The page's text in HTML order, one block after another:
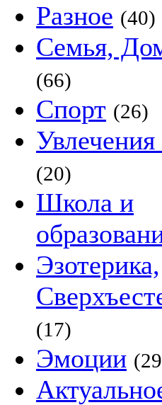
Разное (40)
Семья,
(66)
Спорт (26)
(20)
Школа и
Эзотерика,
(17)
Эмоции